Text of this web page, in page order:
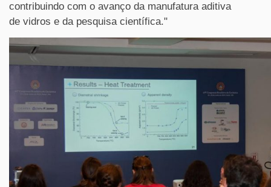
contribuindo com o avanço da manufatura aditiva
de vidros e da pesquisa científica."